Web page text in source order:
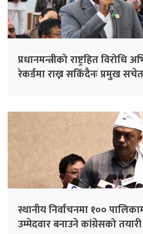
प्रधानमन्त्रीको राष्ट्रहित विरोधि
रेकर्डमा राख्न सकिँदैनः प्रमुख
स्थानीय निर्वाचनमा १००
उम्मेदवार बनाउने कांग्रेसको